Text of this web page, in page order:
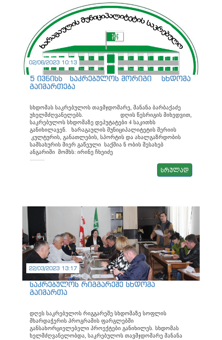
02/06/2023 10:13
5 ივნისს საკრებულოს მორიგი სხდომა
გაიმართება
სხდომას საკრებულოს თავმჯდომარე, მანანა ბარბაქაძე
უხელმძღვანელებს. დღის წესრიგის მიხედვით,
საკრებულოს სხდომაზე დეპუტატები 4 საკითხს
განიხილავენ. ხარაგაულის მუნიციპალიტეტის მერიის
კულტურის, განათლების, სპორტის და ახალგაზრდობის
სამსახურის მიერ გაწეული საქმია ნ ობის შესახებ
ანგარიში მომხს: ირინე ჩხეიძე
ხარაგაულის
მუნიციპალიტეტის არასამეწარმეო ( ა რაკომერციული ) ი
ურიდიული პირი- ს „ კულტურის და ხელოვნების ცენტრის
მუნიციპალიტეტის საკრებულოს 202 2 წლის 21 დეკემბრის N
30 დადგენილებაში ცვლილების შეტანის თაობაზე მომხს:
ვლადიმერ გელაშვილი ვარლამ ჭიპაშვილი 4 ,,
ხარაგაულის მუნიციპალიტეტის თვითმმართველი ერთეულის
გაცემისა და დახმარების მიღების წესი ს დამტკიცების
შესახებ ’’ ხარაგაულის მუნიციპალიტეტის საკრებულოს
202 3 წლის 6 თებერვლის N 11 დადგენილებაში
ცვლილების შეტანის თაობაზე მომხს: ნანა კიკნაძე
სრულად
22/03/2023 13:17
საკრებულოს რიგგარეშე სხდომა
გაიმართა
დღეს საკრებულოს რიგგარეშე სხდომაზე სოფლის
მხარდაჭერის პროგრამის ფარგლებში
განსახორციელებელი პროექტები განიხილეს. სხდომას
ხელმძღვანელობდა, საკრებულოს თავმჯდომარე მანანა